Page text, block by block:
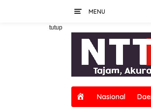
MENU
tutup
o
Nasional